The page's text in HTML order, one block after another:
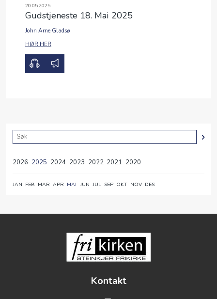
TALER
GI EN GAVE
MISJON
UTLEIE
20.05.2025
Gudstjeneste 18. Mai 2025
John Arne Gladsø
HØR HER
2026 2025 2024 2023 2022 2021 2020
JAN FEB MAR APR MAI JUN JUL SEP OKT NOV DES
Kontakt